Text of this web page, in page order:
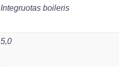
Integruotas boileris
5,0